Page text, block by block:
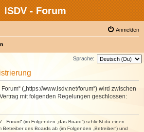
ISDV - Forum
Anmelden
Sprache:
(„https://www.isdv.net/forum“) wird zwischen
mit folgenden Regelungen geschlossen:
- Forum“ (im Folgenden „das Board“) schließt du einen
Betreiber des Boards ab (im Folgenden „Betreiber“) und